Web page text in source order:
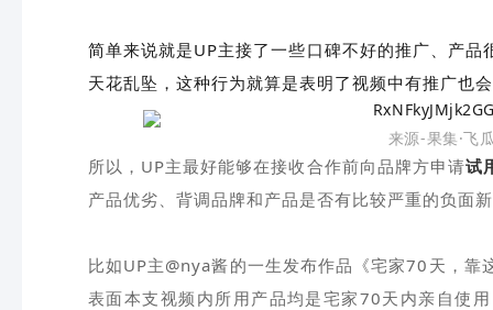
简单来说就是UP主接了一些口碑不好的推广、产
天花乱坠，这种行为就算是表明了视频中有推广也
来源-果集·飞
所以，UP主最好能够在接收合作前向品牌方申请试
产品优劣、背调品牌和产品是否有比较严重的负面
比如UP主@nya酱的一生发布作品《宅家70天，
表面本支视频内所用产品均是宅家70天内亲自使